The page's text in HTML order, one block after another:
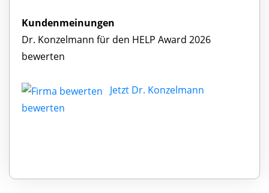
Kundenmeinungen
Dr. Konzelmann für den HELP Award 2026
bewerten
Jetzt Dr. Konzelmann
bewerten